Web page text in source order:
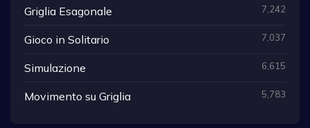
Griglia Esagonale 7,242
Gioco in Solitario 7,037
Simulazione 6,615
Movimento su Griglia 5,783